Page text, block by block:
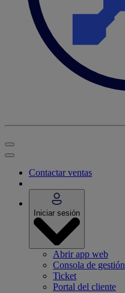
Contactar ventas
Iniciar sesión
Abrir app web
Consola de gestión
Ticket
Portal del cliente